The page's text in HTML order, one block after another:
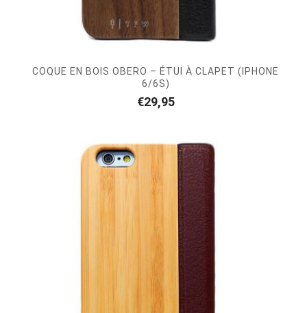
COQUE EN BOIS OBERO – ÉTUI À CLAPET (IPHONE
6/6S)
€29,95